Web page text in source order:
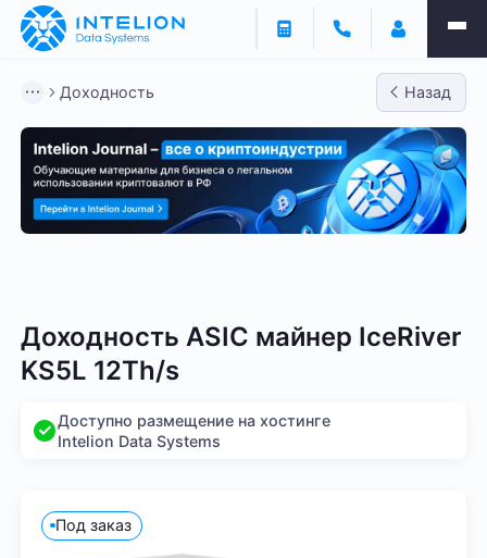
Доходность Назад
Доходность ASIC майнер IceRiver
KS5L 12Th/s
Доступно размещение на хостинге
Intelion Data Systems
Под заказ